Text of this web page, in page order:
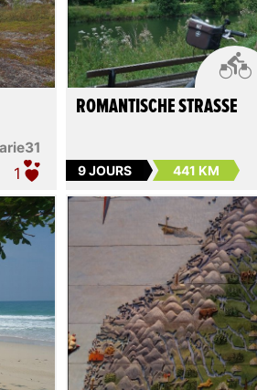
1

ROMANTISCHE STRASSE
9 JOURS 441 KM